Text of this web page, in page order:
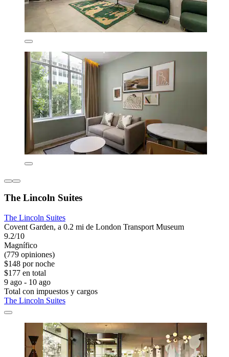
The Lincoln Suites
The Lincoln Suites
Covent Garden, a 0.2 mi de London Transport Museum
9.2/10
Magnífico
(779 opiniones)
$148 por noche
$177 en total
9 ago - 10 ago
Total con impuestos y cargos
The Lincoln Suites